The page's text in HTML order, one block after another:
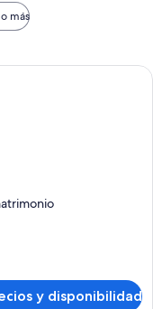
más
de hotel moderna
y disponibilidad